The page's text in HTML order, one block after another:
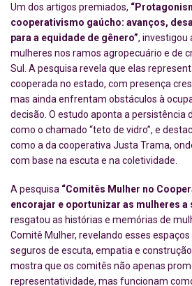
Um dos artigos premiados,
cooperativismo gaúcho: avanços,
para a equidade de gênero”, investigou
mulheres nos ramos agropecuário e de
Sul. A pesquisa revela que elas
cooperada no estado, com presença
mas ainda enfrentam obstáculos à
decisão. O estudo aponta a persistência
como o chamado “teto de vidro”, e
como a da cooperativa Justa Trama,
com base na escuta e na coletividade.
A pesquisa “Comitês Mulher no
encorajar e oportunizar as mulheres a
resgatou as histórias e memórias de
Comitê Mulher, revelando esses
seguros de escuta, empatia e
mostra que os comitês não apenas
representatividade, mas funcionam